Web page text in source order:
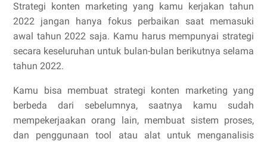
Strategi konten marketing yang kamu kerjakan tahun
2022 jangan hanya fokus perbaikan saat memasuki
awal tahun 2022 saja. Kamu harus mempunyai strategi
secara keseluruhan untuk bulan-bulan berikutnya selama
tahun 2022.
Kamu bisa membuat strategi konten marketing yang
berbeda dari sebelumnya, saatnya kamu sudah
mempekerjaakan orang lain, membuat sistem proses,
dan penggunaan tool atau alat untuk menganalisis